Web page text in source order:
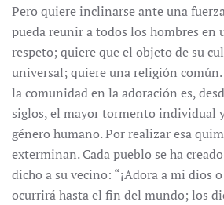
Pero quiere inclinarse ante una
pueda reunir a todos los hombres en
respeto; quiere que el objeto de su
universal; quiere una religión común.
la comunidad en la adoración es,
siglos, el mayor tormento individual
género humano. Por realizar esa
exterminan. Cada pueblo se ha
dicho a su vecino: “¡Adora a mi dios
ocurrirá hasta el fin del mundo; los